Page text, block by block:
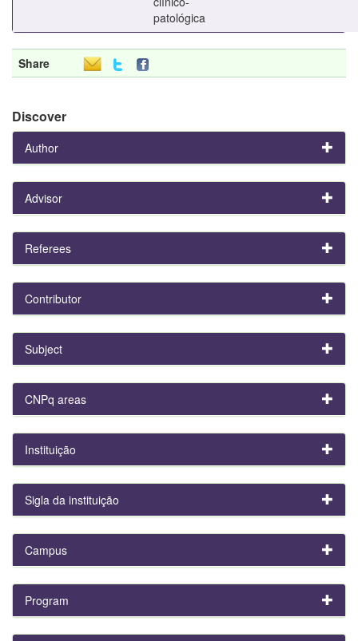
patológica
Share
Discover
Author
Advisor
Referees
Contributor
Subject
CNPq areas
Instituição
Sigla da instituição
Campus
Program